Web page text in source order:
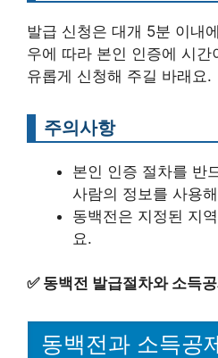
발급 신청은 대개 5분 이내
우에 따라 본인 인증에 시간
유롭게 신청해 주길 바래요.
주의사항
본인 인증 절차를 반
사람의 정보를 사용
동백전은 지정된 지
요.
✅ 동백전 발급절차와 소득
동백전과 소득공